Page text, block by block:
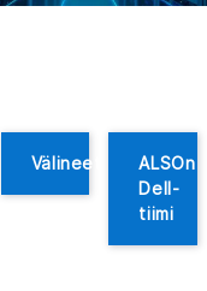
Välineet
ALSOn
Dell-
tiimi